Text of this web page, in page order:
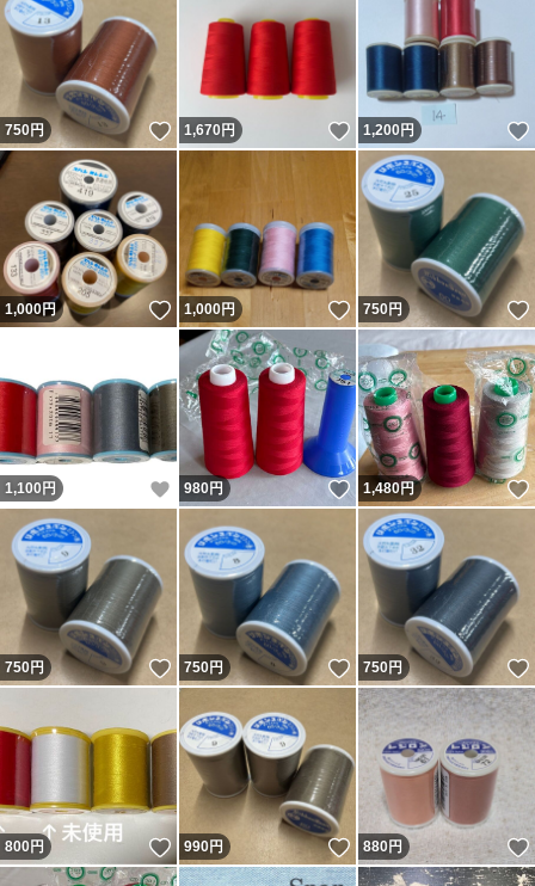
750円 いいね！
1,670円 いいね！
1,200円
1,000円 いいね！
1,000円 いいね！
750円
1,100 円 いいね！
980円 いいね！
1,480円
750円 いいね！
750円 いいね！
750円
800円 いいね！
990円 いいね！
880円